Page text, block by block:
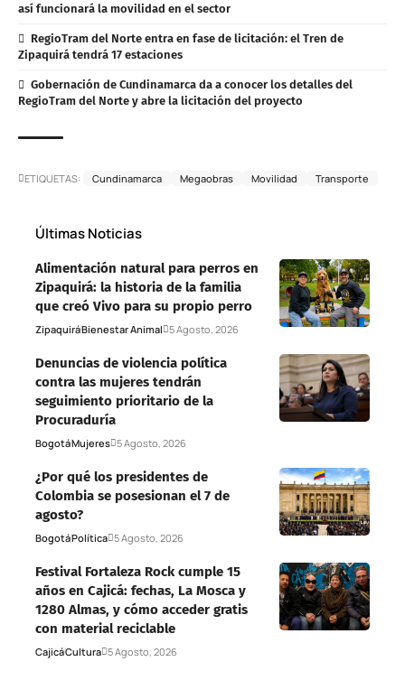
así funcionará la movilidad en el sector
RegioTram del Norte entra en fase de licitación: el Tren de
Zipaquirá tendrá 17 estaciones
Gobernación de Cundinamarca da a conocer los detalles del
RegioTram del Norte y abre la licitación del proyecto
ETIQUETAS: Cundinamarca Megaobras Movilidad Transporte
Últimas Noticias
Alimentación natural para perros en
Zipaquirá: la historia de la familia
que creó Vivo para su propio perro
ZipaquiráBienestar Animal 5 Agosto, 2026
Denuncias de violencia política
contra las mujeres tendrán
seguimiento prioritario de la
Procuraduría
BogotáMujeres 5 Agosto, 2026
¿Por qué los presidentes de
Colombia se posesionan el 7 de
agosto?
BogotáPolítica 5 Agosto, 2026
Festival Fortaleza Rock cumple 15
años en Cajicá: fechas, La Mosca y
1280 Almas, y cómo acceder gratis
con material reciclable
CajicáCultura 5 Agosto, 2026